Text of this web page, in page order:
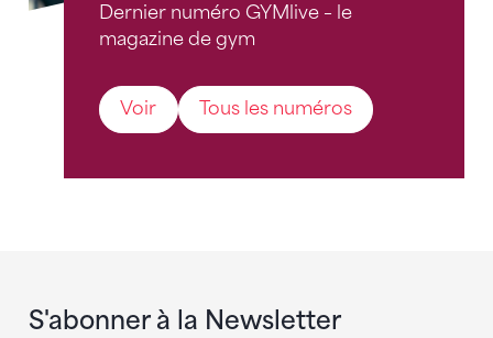
Dernier numéro GYMlive – le
magazine de gym
Voir Tous les numéros
S'abonner à la Newsletter